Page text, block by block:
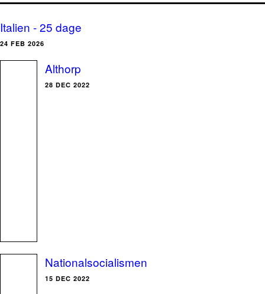
Italien - 25 dage
24 FEB 2026
Althorp
28 DEC 2022
Nationalsocialismen
15 DEC 2022